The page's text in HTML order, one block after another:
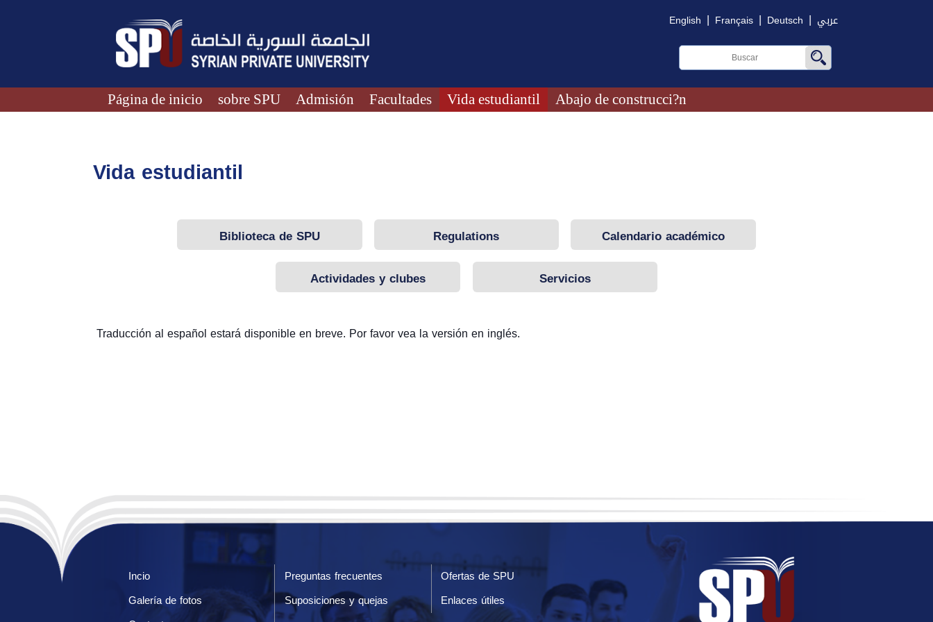
English | Français | Deutsch | عربي
Página de inicio sobre SPU Admisión Facultades Vida estudiantil Abajo de construcci?n
Vida estudiantil
Biblioteca de SPU Regulations
Calendario académico
Actividades y clubes
sturdents
Servicios
Traducción al español estará disponible en breve. Por favor vea la versión en inglés.
Incio Preguntas frecuentes
Ofertas de SPU
Galería de fotos
Suposiciones y quejas
Enlaces útiles